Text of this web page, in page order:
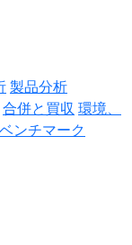
製品分析
合併と買収 環境、
ンチマーク